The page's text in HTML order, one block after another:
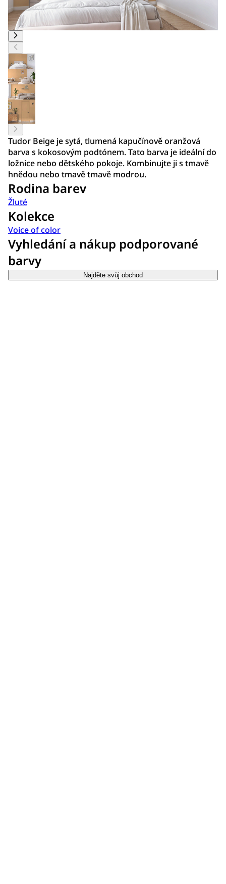
Tudor Beige je sytá, tlumená kapučínově oranžová
barva s kokosovým podtónem. Tato barva je ideální do
ložnice nebo dětského pokoje. Kombinujte ji s tmavě
hnědou nebo tmavě tmavě modrou.
Rodina barev
Žluté
Kolekce
Voice of color
Vyhledání a nákup podporované
barvy
Najděte svůj obchod